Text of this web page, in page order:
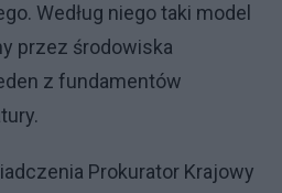
Według niego taki model
przez środowiska
z fundamentów
Prokurator Krajowy